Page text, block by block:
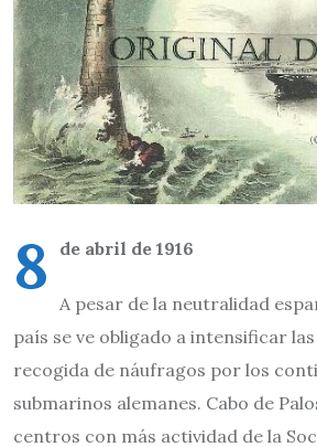
8 de abril de 1916
A pesar de la neutralidad
país se ve obligado a intensificar
recogida de náufragos por los
submarinos alemanes. Cabo de
centros con más actividad de la